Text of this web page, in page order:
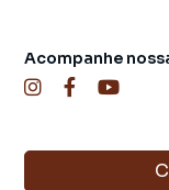
Valores:
Locação: R$
Venda: R$
Acompanhe